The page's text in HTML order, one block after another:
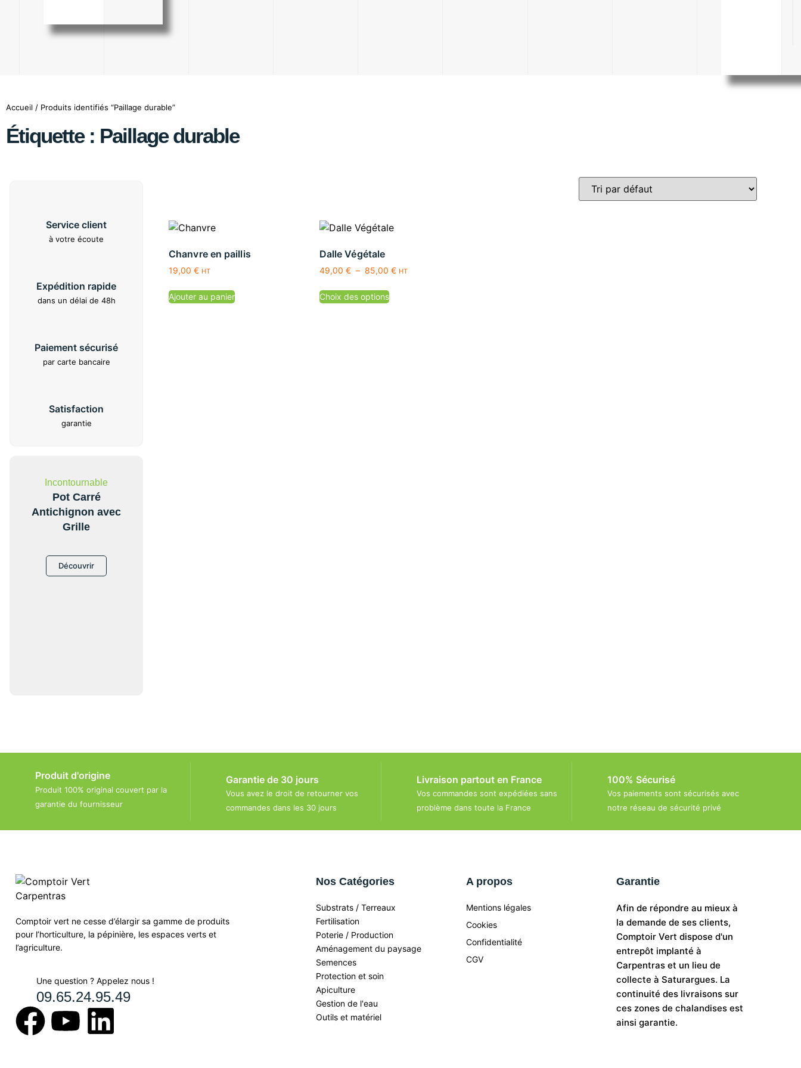
Accueil / Produits identifiés “Paillage durable”
Étiquette : Paillage durable
Service client
à votre écoute
Expédition rapide
dans un délai de 48h
Paiement sécurisé
par carte bancaire
Satisfaction
garantie
Incontournable
Pot Carré
Antichignon avec
Grille
Découvrir
Chanvre en paillis
19,00 € HT
Ajouter au panier
Dalle Végétale
49,00 € – 85,00 € HT
Choix des options
Produit d'origine
Produit 100% original couvert par la
garantie du fournisseur
Garantie de 30 jours
Vous avez le droit de retourner vos
commandes dans les 30 jours
Livraison partout en France
Vos commandes sont expédiées sans
problème dans toute la France
100% Sécurisé
Vos paiements sont sécurisés avec
notre réseau de sécurité privé
Comptoir vert ne cesse d’élargir sa gamme de produits
pour l’horticulture, la pépinière, les espaces verts et
l’agriculture.
Une question ? Appelez nous !
09.65.24.95.49
Nos Catégories
Substrats / Terreaux
Fertilisation
Poterie / Production
Aménagement du paysage
Semences
Protection et soin
Apiculture
Gestion de l'eau
Outils et matériel
A propos
Mentions légales
Cookies
Confidentialité
CGV
Garantie
Afin de répondre au mieux à
la demande de ses clients,
Comptoir Vert dispose d'un
entrepôt implanté à
Carpentras et un lieu de
collecte à Saturargues. La
continuité des livraisons sur
ces zones de chalandises est
ainsi garantie.